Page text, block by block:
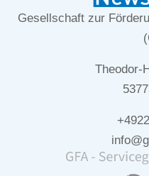
Gesellschaft zur
Theodor-